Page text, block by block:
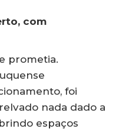
com
prometia.
foi
nada dado a
espaços